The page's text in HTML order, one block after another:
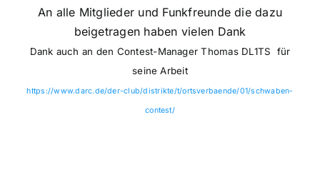
An alle Mitglieder und Funkfreunde die dazu
beigetragen haben vielen Dank
Dank auch an den Contest-Manager Thomas DL1TS für
seine Arbeit
https://www.darc.de/der-club/distrikte/t/ortsverbaende/01/schwaben-
contest/